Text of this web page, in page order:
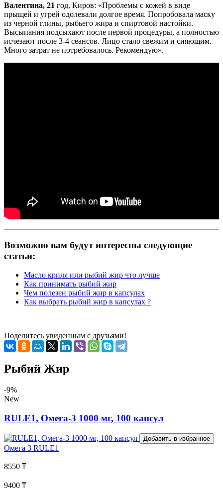
Валентина, 21 год, Киров: «Проблемы с кожей в виде
прыщей и угрей одолевали долгое время. Попробовала маску
из черной глины, рыбьего жира и спиртовой настойки.
Высыпания подсыхают после первой процедуры, а полностью
исчезают после 3-4 сеансов. Лицо стало свежим и сияющим.
Много затрат не потребовалось. Рекомендую».
Возможно вам будут интересны следующие
статьи:
Масло криля или рыбий жир что лучше
Как принимать рыбий жир
Чем полезен рыбий жир в капсулах
Как выбрать рыбий жир в капсулах ?
Поделитесь увиденным с друзьями!
Рыбий Жир
-9%
New
RULE1, Омега-3 1000 мг, 100 капсул
Добавить в избранное
Омега 3 RULE1
8550 ₸
9400 ₸